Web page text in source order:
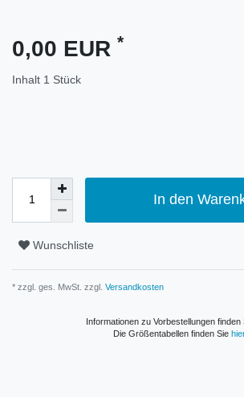
0,00 EUR *
Inhalt 1 Stück
In den
Wunschliste
* zzgl. ges. MwSt. zzgl. Versandkosten
Informationen zu Vorbestellungen finden
Die Größentabellen finden Sie hier